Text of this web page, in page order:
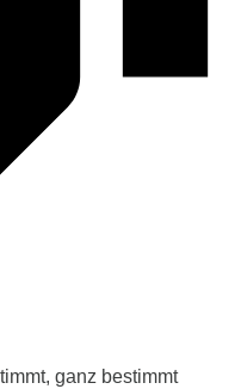
ganz bestimmt